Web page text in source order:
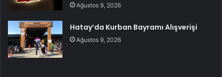
Ağustos 9, 2026
Hatay’da Kurban Bayramı Alışverişi
Ağustos 9, 2026